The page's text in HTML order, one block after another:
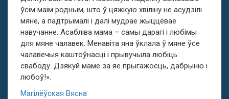
ўсім маім родным, што ў цяжкую хвіліну не асудзілі
мяне, а падтрымалі і далі мудрае жыццёвае
навучанне. Асабліва мама – самы дарагі і любімы
для мяне чалавек. Менавіта яна ўклала ў мяне ўсе
чалавечыя каштоўнасці і прывучыла любіць
свабоду. Дзякуй маме за яе прыгажосць, дабрыню і
любоў!».
Магілёўская Вясна